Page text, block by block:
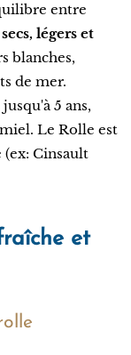
entre
légers et
blanches,
de mer.
5 ans,
Le Rolle est
(ex: Cinsault
et